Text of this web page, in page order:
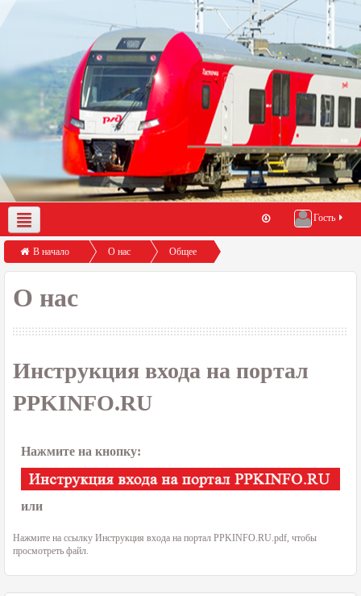
Гость
О нас Демо-доступ Помощь по работе с порталом
В начало О нас
Общее
Инструкция входа на портал PPKINFO.RU
О нас
Инструкция входа на портал
PPKINFO.RU
Нажмите на кнопку:
или
Нажмите на ссылку Инструкция входа на портал PPKINFO.RU.pdf, чтобы
просмотреть файл.